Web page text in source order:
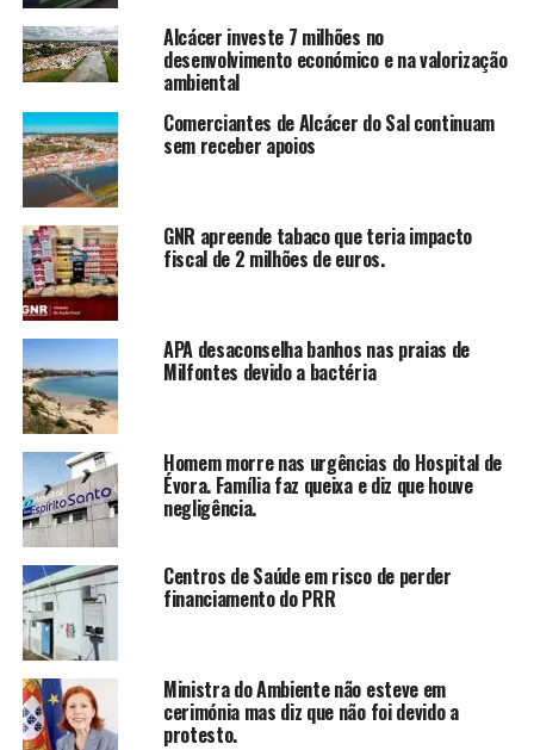
Alcácer investe 7 milhões no
desenvolvimento económico e na valorização
ambiental
Comerciantes de Alcácer do Sal continuam
sem receber apoios
GNR apreende tabaco que teria impacto
fiscal de 2 milhões de euros.
APA desaconselha banhos nas praias de
Milfontes devido a bactéria
Homem morre nas urgências do Hospital de
Évora. Família faz queixa e diz que houve
negligência.
Centros de Saúde em risco de perder
financiamento do PRR
Ministra do Ambiente não esteve em
cerimónia mas diz que não foi devido a
protesto.